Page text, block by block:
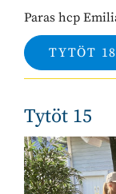
Paras hcp
TYTÖT
Tytöt 15